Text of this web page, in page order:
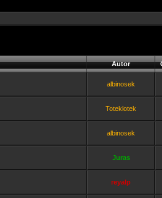
Autor
albinosek
Toteklotek
albinosek
Juras
reyalp